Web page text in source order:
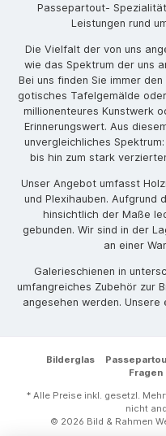
Passepartout-
Leistungen rund
Die Vielfalt der von uns
wie das Spektrum der uns
Bei uns finden Sie immer
gotisches Tafelgemälde
millionenteures Kunstwerk
Erinnerungswert. Aus
unvergleichliches
bis hin zum stark
Unser Angebot umfasst
und Plexihauben. Aufgrund
hinsichtlich der Maße
gebunden. Wir sind in der
an einer
Galerieschienen in
umfangreiches Zubehör zur
angesehen werden.
Bilderglas
Fragen
* Alle Preise inkl. gesetzl.
nicht
© 2026 Bild & Rahmen